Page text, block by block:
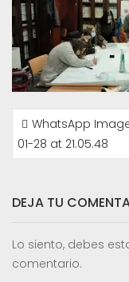
NAVEGACIÓN
DE
ENTRADAS
WhatsApp
01-28 at 21.05.48
DEJA TU
Lo siento, debes
comentario.